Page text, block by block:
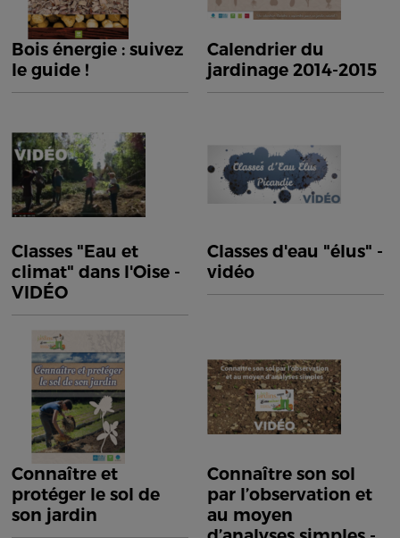
Bois énergie : suivez
le guide !
Calendrier du
jardinage 2014-2015
Classes "Eau et
climat" dans l'Oise -
VIDÉO
Classes d'eau "élus" -
vidéo
Connaître et
protéger le sol de
son jardin
Connaître son sol
par l’observation et
au moyen